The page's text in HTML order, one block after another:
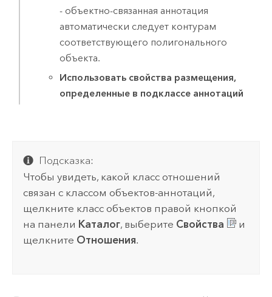
- объектно-связанная аннотация
автоматически следует контурам
соответствующего полигонального
объекта.
Использовать свойства размещения,
определенные в подклассе аннотаций
Подсказка:
Чтобы увидеть, какой класс отношений
связан с классом объектов-аннотаций,
щелкните класс объектов правой кнопкой
на панели Каталог, выберите Свойства
и
щелкните Отношения.